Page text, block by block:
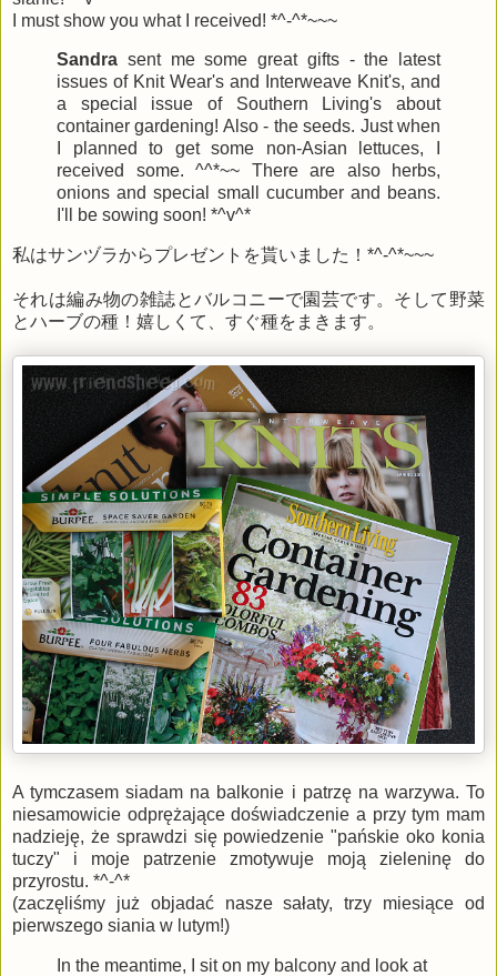
I must show you what I received! *^-^*~~~
Sandra sent me some great gifts - the latest
issues of Knit Wear's and Interweave Knit's, and
a special issue of Southern Living's about
container gardening! Also - the seeds. Just when
I planned to get some non-Asian lettuces, I
received some. ^^*~~ There are also herbs,
onions and special small cucumber and beans.
I'll be sowing soon! *^v^*
私はサンヅラからプレゼントを貰いました！*^-^*~~~
それは編み物の雑誌とバルコニーで園芸です。そして野菜
とハーブの種！嬉しくて、すぐ種をまきます。
A tymczasem siadam na balkonie i patrzę na warzywa. To
niesamowicie odprężające doświadczenie a przy tym mam
nadzieję, że sprawdzi się powiedzenie "pańskie oko konia
tuczy" i moje patrzenie zmotywuje moją zieleninę do
przyrostu. *^-^*
(zaczęliśmy już objadać nasze sałaty, trzy miesiące od
pierwszego siania w lutym!)
In the meantime, I sit on my balcony and look at